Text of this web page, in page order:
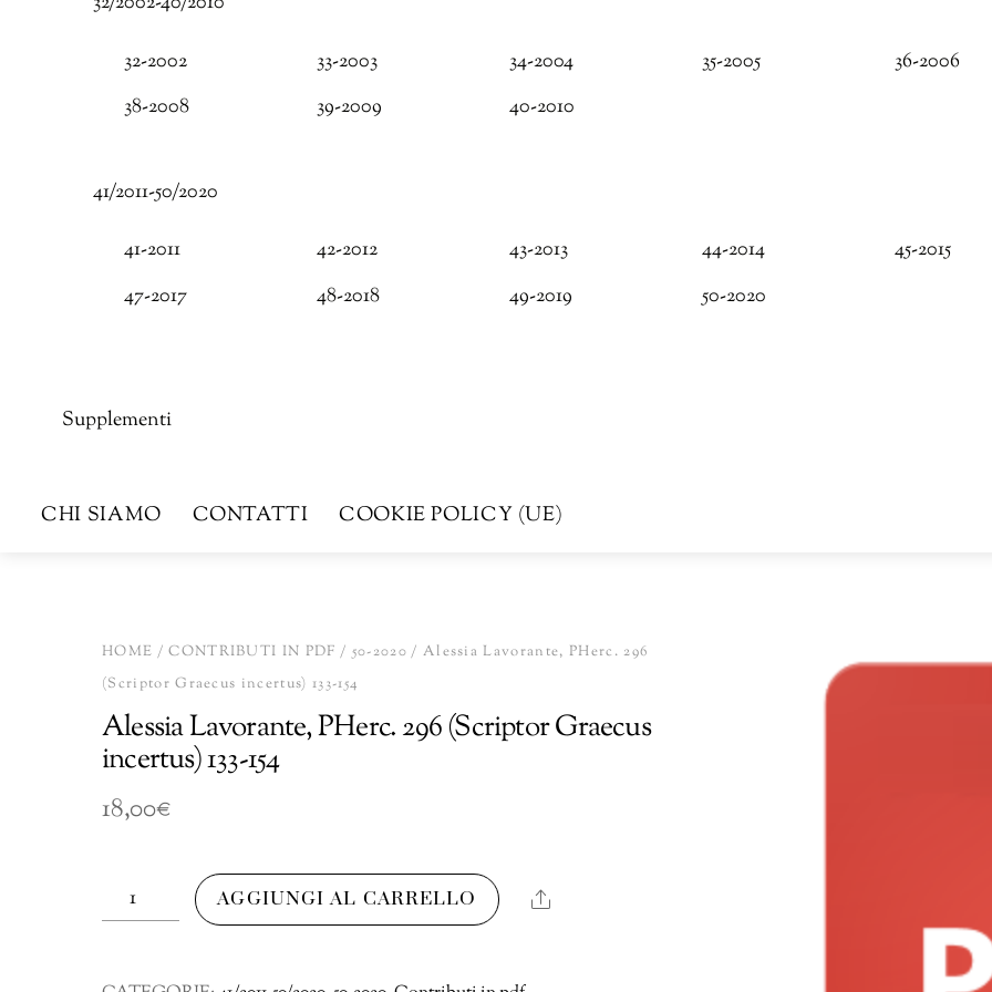
32-2002 33-2003 34-2004 35-2005
36-2006
38-2008
39-2009 40-2010
41/2011-50/2020
41-2011 42-2012 43-2013 44-2014
45-2015
47-2017
48-2018 49-2019 50-2020
Supplementi
CHI SIAMO CONTATTI COOKIE POLICY (UE)
HOME /CONTRIBUTI IN PDF /50-2020/ Alessia Lavorante, PHerc. 296
(Scriptor Graecus incertus) 133-154
Alessia Lavorante, PHerc. 296 (Scriptor Graecus
incertus) 133-154
18,00€
Alessia
Lavorante,
AGGIUNGI AL CARRELLO Share